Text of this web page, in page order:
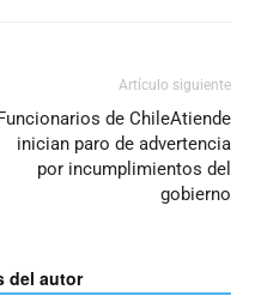
Artículo siguiente
de ChileAtiende
inician paro de advertencia
por incumplimientos del
gobierno
del autor